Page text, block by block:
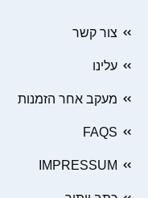
צור קשר
עלינו
מעקב אחר הזמנות
FAQS
IMPRESSUM